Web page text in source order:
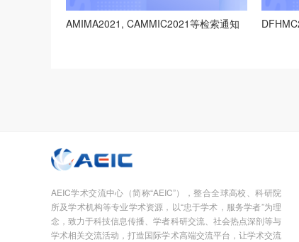
AMIMA2021, CAMMIC2021等检索通知
AEIC学术交流中心（简称“AEIC”），整合全球高校、科研院
所及学术机构等专业学术资源，以“忠于学术，服务学者”为理
念，致力于科技信息传播、学者科研交流、社会热点深剖等与
学术相关交流活动，打造国际学术高端交流平台，让学术交流